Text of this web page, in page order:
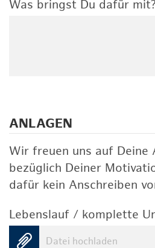
Was bringst Du dafür mit?
ANLAGEN
Wir freuen uns auf Deine
bezüglich Deiner
dafür kein Anschreiben
Lebenslauf / komplette
Datei hochladen